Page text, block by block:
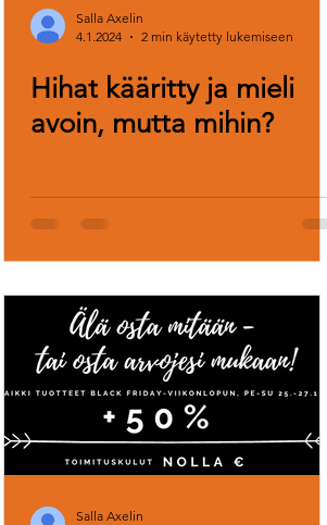
Salla Axelin
4.1.2024
2 min käytetty lukemiseen
Hihat kääritty ja mieli
avoin, mutta mihin?
Salla Axelin